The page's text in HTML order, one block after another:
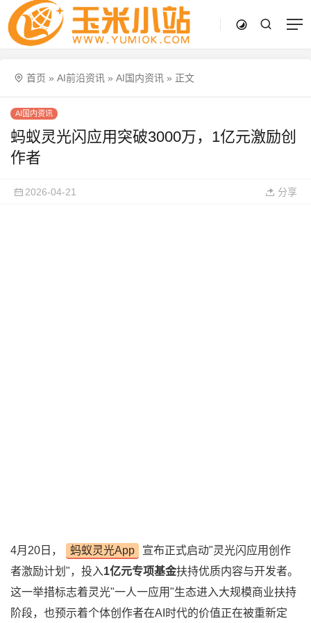
首页 » AI前沿资讯 » AI国内资讯 » 正文
AI国内资讯
蚂蚁灵光闪应用突破3000万，1亿元激励创
作者
2026-04-21 分享
4月20日， 蚂蚁灵光App
宣布正式启动"灵光闪应用创作
者激励计划"，投入1亿元专项基金扶持优质内容与开发者。
这一举措标志着灵光"一人一应用"生态进入大规模商业扶持
阶段，也预示着个体创作者在AI时代的价值正在被重新定